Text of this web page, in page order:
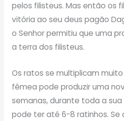
pelos filisteus. Mas então os
vitória ao seu deus pagão
o Senhor permitiu que uma
a terra dos filisteus.
Os ratos se multiplicam
fêmea pode produzir uma
semanas, durante toda a
pode ter até 6-8 ratinhos. Se